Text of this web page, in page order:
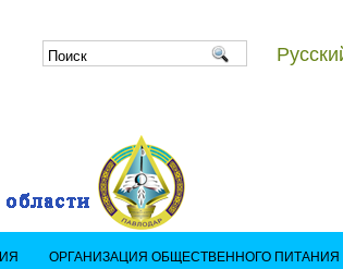
ОРГАНИЗАЦИЯ ОБЩЕСТВЕННОГО ПИТАНИЯ